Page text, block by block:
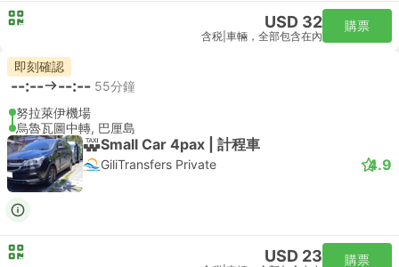
USD 32
含税 車輛，全部包含在內
購票
即刻確認
--:-- --:-- 55分鐘
努拉萊伊機場
烏魯瓦圖中轉, 巴厘島
Small Car 4pax | 計程車
GiliTransfers Private 4.9
USD 23 購票